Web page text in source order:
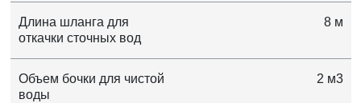
Длина шланга для
откачки сточных вод
8 м
Объем бочки для чистой
воды
2 м3